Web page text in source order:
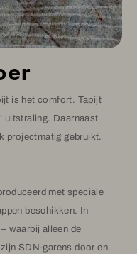
is het comfort. Tapijt
uitstraling. Daarnaast
projectmatig gebruikt.
met speciale
beschikken. In
waarbij alleen de
SDN-garens door en